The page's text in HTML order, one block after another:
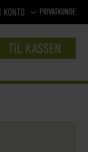
SPROGPRIVATKUNDE
KONTO
TIL KASSEN